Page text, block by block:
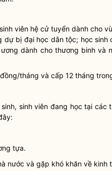
viên hệ cử tuyển dành cho
dự bị đại học dân tộc; học
dành cho thương binh và
tháng và cấp 12 tháng
sinh viên đang học tại các
tựa.
nước và gặp khó khăn về kinh